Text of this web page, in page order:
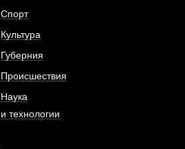
Спорт
Культура
Губерния
Происшествия
Наука
и технологии